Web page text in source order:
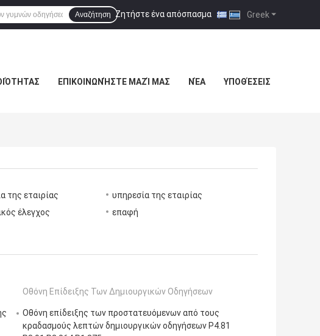
Greek
Ζητήστε ένα απόσπασμα |
Αναζήτηση
ΕΠΙΚΟΙΝΩΝΉΣΤΕ ΜΑΖΊ ΜΑΣ ΝΈΑ ΥΠΟΘΈΣΕΙΣ
της εταιρίας
υπηρεσία της εταιρίας
έλεγχος επαφή
Οθόνη Επίδειξης Των Δημιουργικών Οδηγήσεων
Οθόνη επίδειξης των προστατευόμενων από τους
κραδασμούς λεπτών δημιουργικών οδηγήσεων P4.81